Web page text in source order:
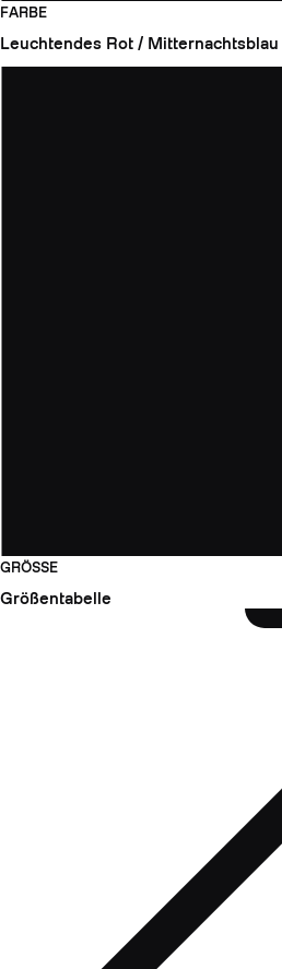
FARBE
Leuchtendes Rot / Mitternachtsblau
GRÖSSE
Größentabelle